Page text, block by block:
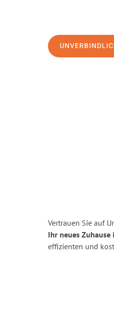
Vertrauen Sie auf
Ihr neues
effizienten und